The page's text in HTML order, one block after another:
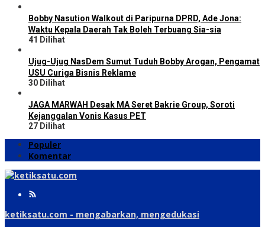
Bobby Nasution Walkout di Paripurna DPRD, Ade Jona:
Waktu Kepala Daerah Tak Boleh Terbuang Sia-sia
41 Dilihat
Ujug-Ujug NasDem Sumut Tuduh Bobby Arogan, Pengamat
USU Curiga Bisnis Reklame
30 Dilihat
JAGA MARWAH Desak MA Seret Bakrie Group, Soroti
Kejanggalan Vonis Kasus PET
27 Dilihat
Populer
Komentar
ketiksatu.com - mengabarkan, mengedukasi